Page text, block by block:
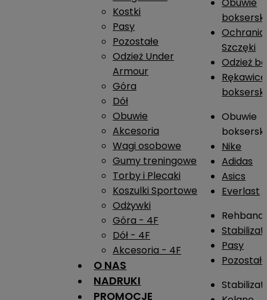
Kostki
Pasy
Pozostałe
Odzież Under
Armour
Góra
Dół
Obuwie
Akcesoria
Wagi osobowe
Gumy treningowe
Torby i Plecaki
Koszulki Sportowe
Odżywki
Góra - 4F
Dół - 4F
Akcesoria - 4F
O NAS
NADRUKI
PROMOCJE
Szczęki
Odzież
Rękawice
Obuwie
Nike
Adidas
Asics
Everlast
Rehband
Pasy